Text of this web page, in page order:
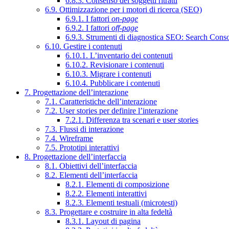
6.9. Ottimizzazione per i motori di ricerca (SEO)
6.9.1. I fattori on-page
6.9.2. I fattori off-page
6.9.3. Strumenti di diagnostica SEO: Search
6.10. Gestire i contenuti
6.10.1. L’inventario dei contenuti
6.10.2. Revisionare i contenuti
6.10.3. Migrare i contenuti
6.10.4. Pubblicare i contenuti
7. Progettazione dell’interazione
7.1. Caratteristiche dell’interazione
7.2. User stories per definire l’interazione
7.2.1. Differenza tra scenari e user stories
7.3. Flussi di interazione
7.4. Wireframe
7.5. Prototipi interattivi
8. Progettazione dell’interfaccia
8.1. Obiettivi dell’interfaccia
8.2. Elementi dell’interfaccia
8.2.1. Elementi di composizione
8.2.2. Elementi interattivi
8.2.3. Elementi testuali (microtesti)
8.3. Progettare e costruire in alta fedeltà
8.3.1. Layout di pagina